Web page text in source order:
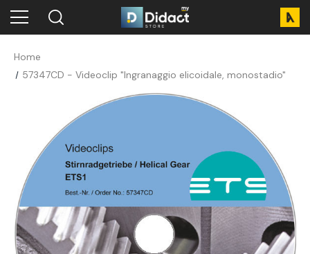
Home
57347CD - Videoclip "Ingranaggio elicoidale, monostadio"